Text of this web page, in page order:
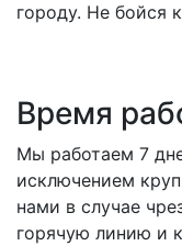
городу. Не бойся
Время
Мы работаем 7
исключением
нами в случае
горячую линию и